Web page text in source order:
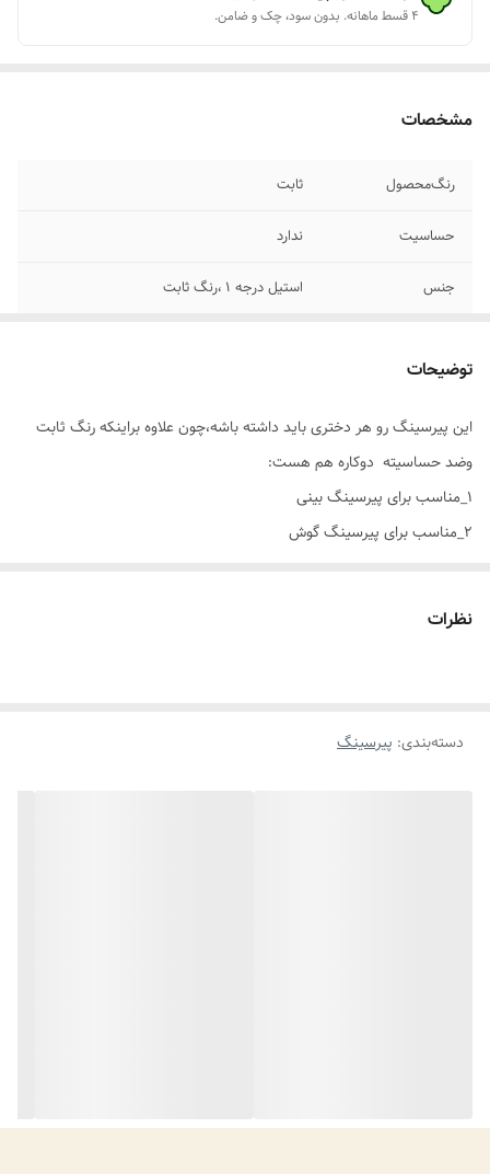
۴ قسط ماهانه. بدون سود، چک و ضامن.
مشخصات
رنگ‌محصول ثابت
حساسیت ندارد
جنس استیل درجه ۱ ،رنگ ثابت
موارد استفاده برای
گوش وبینی،بردن احتیاج به سوراخ کردن گوش یا
بینی
توضیحات
این پیرسینگ رو هر دختری باید داشته باشه،چون علاوه براینکه رنگ ثابت
وضد حساسیته دوکاره هم هست:
۱_مناسب برای پیرسینگ بینی
۲_مناسب برای پیرسینگ گوش
نظرات
دسته‌بندی: پیرسینگ